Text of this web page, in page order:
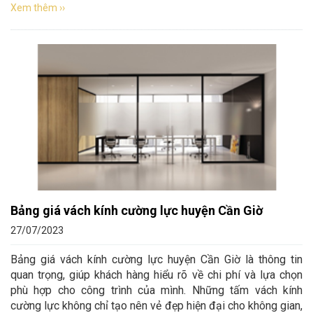
Xem thêm ››
Bảng giá vách kính cường lực huyện Cần Giờ
27/07/2023
Bảng giá vách kính cường lực huyện Cần Giờ là thông tin
quan trọng, giúp khách hàng hiểu rõ về chi phí và lựa chọn
phù hợp cho công trình của mình. Những tấm vách kính
cường lực không chỉ tạo nên vẻ đẹp hiện đại cho không gian,